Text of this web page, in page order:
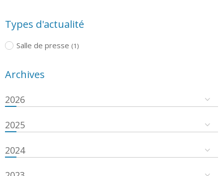
Types d'actualité
Salle de presse (1)
Archives
2026
2025
2024